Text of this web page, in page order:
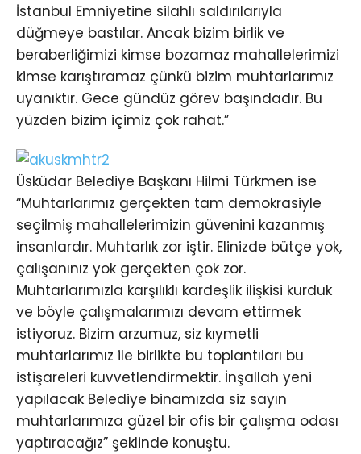
İstanbul Emniyetine silahlı saldırılarıyla
düğmeye bastılar. Ancak bizim birlik ve
beraberliğimizi kimse bozamaz mahallelerimizi
kimse karıştıramaz çünkü bizim muhtarlarımız
uyanıktır. Gece gündüz görev başındadır. Bu
yüzden bizim içimiz çok rahat.”
Üsküdar Belediye Başkanı Hilmi Türkmen ise
“Muhtarlarımız gerçekten tam demokrasiyle
seçilmiş mahallelerimizin güvenini kazanmış
insanlardır. Muhtarlık zor iştir. Elinizde bütçe yok,
çalışanınız yok gerçekten çok zor.
Muhtarlarımızla karşılıklı kardeşlik ilişkisi kurduk
ve böyle çalışmalarımızı devam ettirmek
istiyoruz. Bizim arzumuz, siz kıymetli
muhtarlarımız ile birlikte bu toplantıları bu
istişareleri kuvvetlendirmektir. İnşallah yeni
yapılacak Belediye binamızda siz sayın
muhtarlarımıza güzel bir ofis bir çalışma odası
yaptıracağız” şeklinde konuştu.